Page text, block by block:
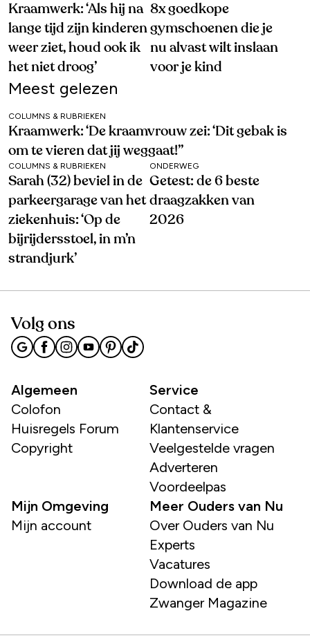
Kraamwerk: ‘Als hij na
lange tijd zijn kinderen
weer ziet, houd ook ik
het niet droog’
8x goedkope
gymschoenen die je
nu alvast wilt inslaan
voor je kind
Meest gelezen
COLUMNS & RUBRIEKEN
Kraamwerk: ‘De kraamvrouw zei: ‘Dit gebak is
om te vieren dat jij weggaat!’’
COLUMNS & RUBRIEKEN
Sarah (32) beviel in de
parkeergarage van het
ziekenhuis: ‘Op de
bijrijdersstoel, in m’n
strandjurk’
ONDERWEG
Getest: de 6 beste
draagzakken van
2026
Volg ons
Algemeen
Colofon
Huisregels Forum
Copyright
Service
Contact &
Klantenservice
Veelgestelde vragen
Adverteren
Voordeelpas
Mijn Omgeving
Mijn account
Meer Ouders van Nu
Over Ouders van Nu
Experts
Vacatures
Download de app
Zwanger Magazine